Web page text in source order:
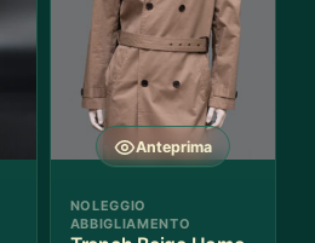
Anteprima
NOLEGGIO
ABBIGLIAMENTO